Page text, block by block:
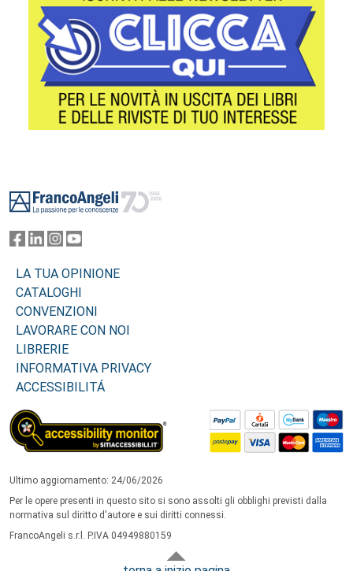
LA TUA OPINIONE
CATALOGHI
CONVENZIONI
LAVORARE CON NOI
LIBRERIE
INFORMATIVA PRIVACY
ACCESSIBILITÁ
Ultimo aggiornamento: 24/06/2026
Per le opere presenti in questo sito si sono assolti gli obblighi previsti dalla
normativa sul diritto d'autore e sui diritti connessi.
FrancoAngeli s.r.l. P.IVA 04949880159